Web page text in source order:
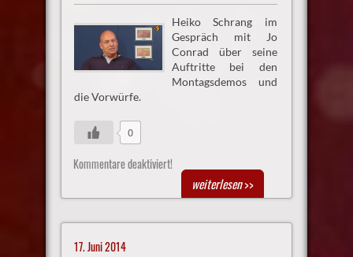
Heiko Schrang im
Gespräch mit Jo
Conrad über seine
Auftritte bei den
Montagsdemos und
die Vorwürfe.
0
Kommentare deaktiviert!
weiterlesen>>
17. Juni 2014